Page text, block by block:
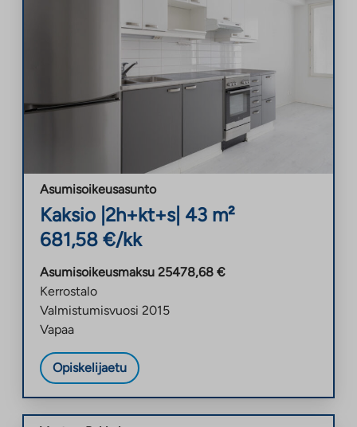
Asumisoikeusasunto
Kaksio 2h+kt+s| 43 m²
681,58 €/kk
Asumisoikeusmaksu 25478,68 €
Kerrostalo
Valmistumisvuosi 2015
Vapaa
Opiskelijaetu